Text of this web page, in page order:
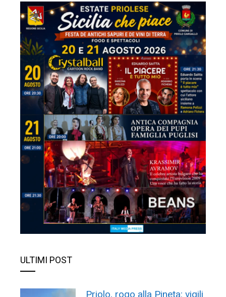
ULTIMI POST
Priolo, rogo alla Pineta: vigili